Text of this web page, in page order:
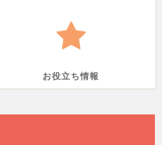
お役立ち情報